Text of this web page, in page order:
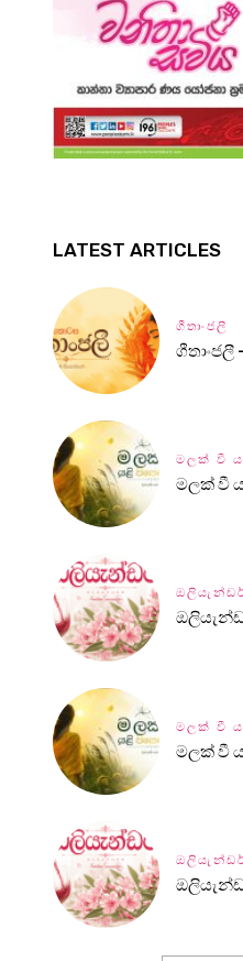
LATEST ARTICLES
ගීතාංජලී
ගීතාංජලී
මලක් වී
මලක් වී
මලක් වී
මලක් වී